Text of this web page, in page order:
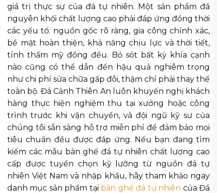
giá trị thực sự của đá tự nhiên. Một sản phẩm đá
nguyên khối chất lượng cao phải đáp ứng đồng thời
các yếu tố: nguồn gốc rõ ràng, gia công chính xác,
bề mặt hoàn thiện, khả năng chịu lực và thời tiết,
tính thẩm mỹ đồng đều. Bỏ sót bất kỳ khía cạnh
nào cũng có thể dẫn đến hậu quả nghiêm trọng
như chi phí sửa chữa gấp đôi, thậm chí phải thay thế
toàn bộ. Đá Cảnh Thiên An luôn khuyến nghị khách
hàng thực hiện nghiệm thu tại xưởng hoặc công
trình trước khi vận chuyển, và đội ngũ kỹ sư của
chúng tôi sẵn sàng hỗ trợ miễn phí để đảm bảo mọi
tiêu chuẩn đều được đáp ứng. Nếu bạn đang tìm
kiếm các mẫu bàn ghế đá tự nhiên chất lượng cao
cấp được tuyển chọn kỹ lưỡng từ nguồn đá tự
nhiên Việt Nam và nhập khẩu, hãy tham khảo ngay
danh mục sản phẩm tại bàn ghế đá tự nhiên của Đá